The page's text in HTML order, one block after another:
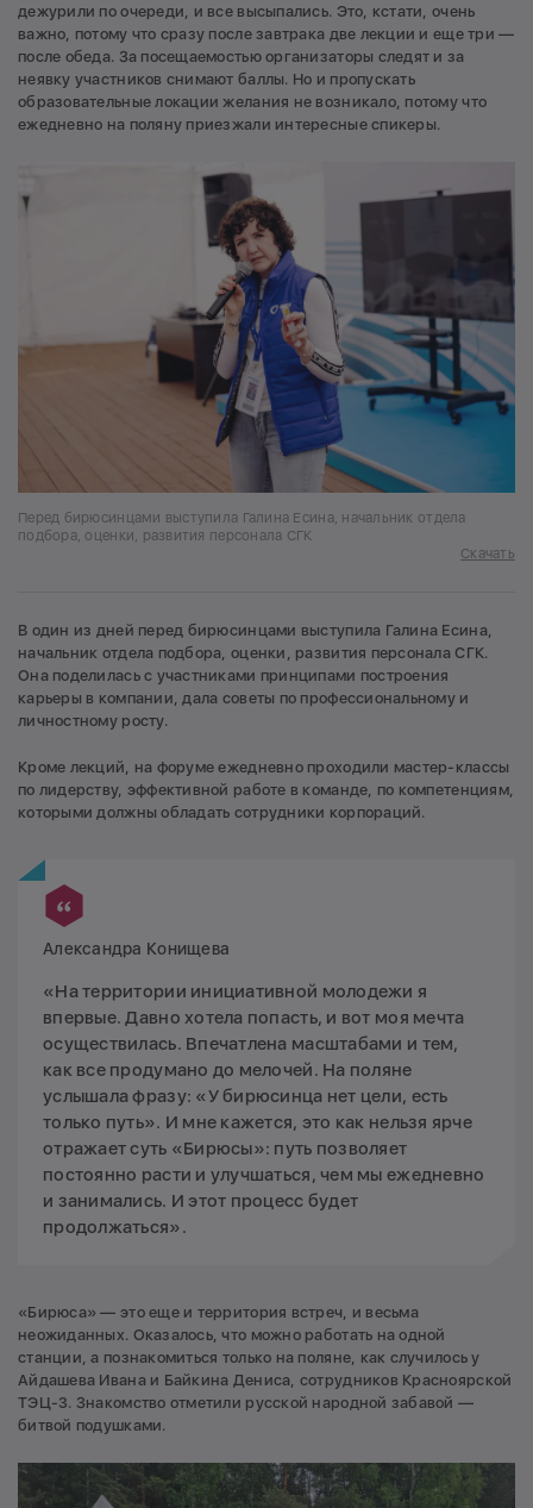
дежурили по очереди, и все высыпались. Это, кстати, очень
важно, потому что сразу после завтрака две лекции и еще три —
после обеда. За посещаемостью организаторы следят и за
неявку участников снимают баллы. Но и пропускать
образовательные локации желания не возникало, потому что
ежедневно на поляну приезжали интересные спикеры.
Перед бирюсинцами выступила Галина Есина, начальник отдела
подбора, оценки, развития персонала СГК
Скачать
В один из дней перед бирюсинцами выступила Галина Есина,
начальник отдела подбора, оценки, развития персонала СГК.
Она поделилась с участниками принципами построения
карьеры в компании, дала советы по профессиональному и
личностному росту.
Кроме лекций, на форуме ежедневно проходили мастер-классы
по лидерству, эффективной работе в команде, по компетенциям,
которыми должны обладать сотрудники корпораций.
Александра Конищева
«На территории инициативной молодежи я
впервые. Давно хотела попасть, и вот моя мечта
осуществилась. Впечатлена масштабами и тем,
как все продумано до мелочей. На поляне
услышала фразу: «У бирюсинца нет цели, есть
только путь». И мне кажется, это как нельзя ярче
отражает суть «Бирюсы»: путь позволяет
постоянно расти и улучшаться, чем мы ежедневно
и занимались. И этот процесс будет
продолжаться».
«Бирюса» — это еще и территория встреч, и весьма
неожиданных. Оказалось, что можно работать на одной
станции, а познакомиться только на поляне, как случилось у
Айдашева Ивана и Байкина Дениса, сотрудников Красноярской
ТЭЦ-3. Знакомство отметили русской народной забавой —
битвой подушками.